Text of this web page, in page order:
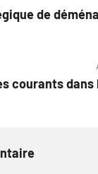
de
courants